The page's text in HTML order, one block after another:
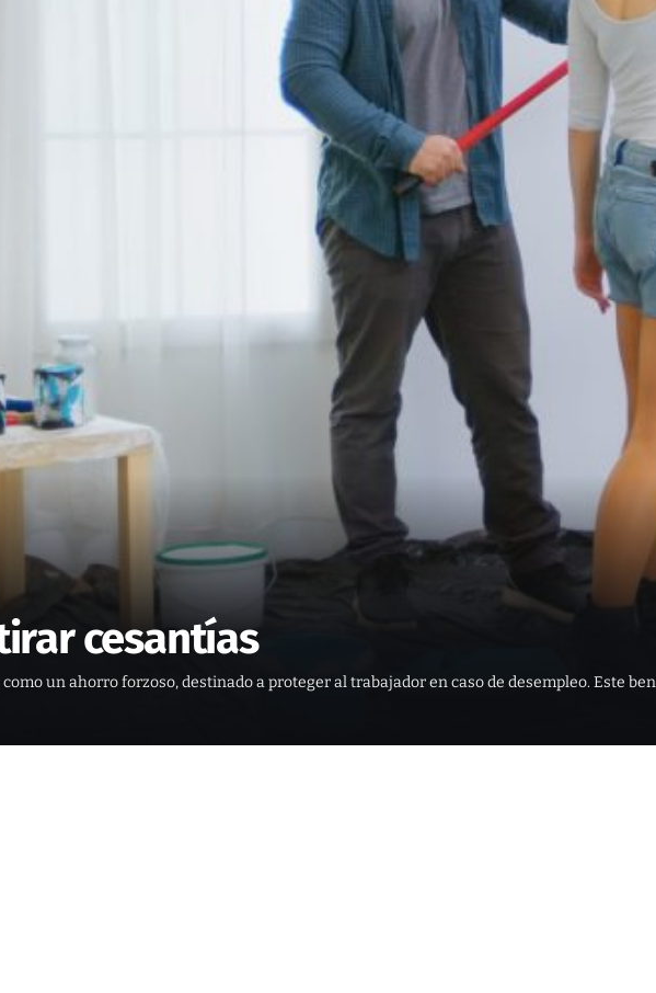
cesantías
un ahorro forzoso, destinado a proteger al trabajador en caso de desempleo. Este